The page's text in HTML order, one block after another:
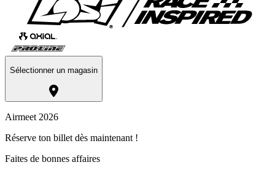
Sélectionner un magasin
Airmeet 2026
Réserve ton billet dès maintenant !
Faites de bonnes affaires